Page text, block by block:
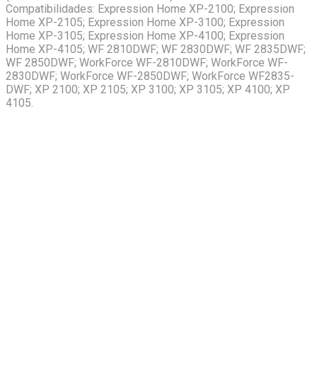
Compatibilidades: Expression Home XP-2100; Expression
Home XP-2105; Expression Home XP-3100; Expression
Home XP-3105; Expression Home XP-4100; Expression
Home XP-4105; WF 2810DWF; WF 2830DWF; WF 2835DWF;
WF 2850DWF; WorkForce WF-2810DWF; WorkForce WF-
2830DWF; WorkForce WF-2850DWF; WorkForce WF2835-
DWF; XP 2100; XP 2105; XP 3100; XP 3105; XP 4100; XP
4105.